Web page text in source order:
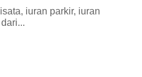
iuran parkir, iuran